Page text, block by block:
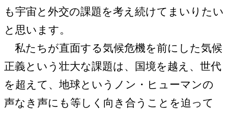
も宇宙と外交の課題を考え続けてまいりたい
と思います。
私たちが直面する気候危機を前にした気候
正義という壮大な課題は、国境を越え、世代
を超えて、地球というノン・ヒューマンの
声なき声にも等しく向き合うことを迫って